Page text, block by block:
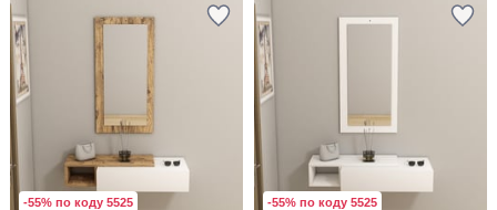
-55% по коду 5525 -55% по коду 5525